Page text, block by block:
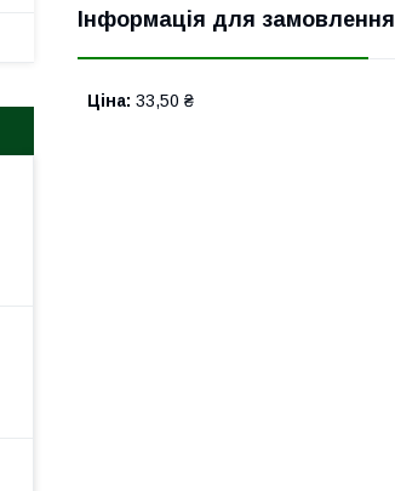
Інформація для замовлення
Ціна: 33,50 ₴